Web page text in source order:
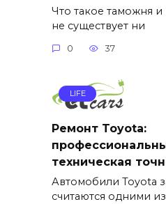
Что такое таможня
не существует ни
0 37
LIFE
Ремонт Toyota:
техническая
Автомобили Toyota
считаются одними